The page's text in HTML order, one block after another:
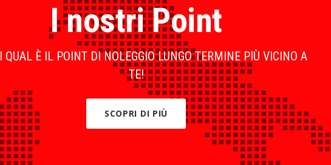
I nostri Point
QUAL È IL POINT DI NOLEGGIO LUNGO TERMINE PIÙ VICINO A
TE!
SCOPRI DI PIÙ